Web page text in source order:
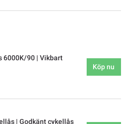
6000K/90 | Vikbart
Köp nu
| Godkänt cykellås